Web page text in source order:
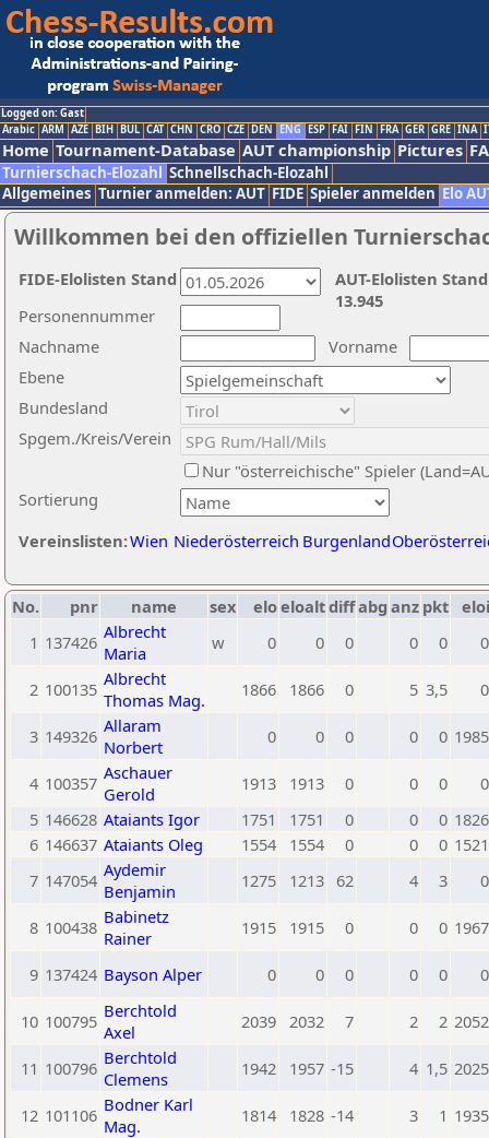
Logged on: Gast
Arabic ARM AZE BIH BUL CAT CHN CRO CZE DEN ENG ESP FAI FIN FRA GER GRE INA
Home Tournament-Database AUT championship Pictures
Turnierschach-Elozahl Schnellschach-Elozahl
Allgemeines Turnier anmelden: AUT FIDE Spieler anmelden Elo
Willkommen bei den offiziellen
Nachname
Vorname
Ebene
Sortierung
Personennummer
Bundesland
Spgem./Kreis/Verein
Nur "österreichische" Spieler
Vereinslisten:Wien Niederösterreich Burgenland
AUT-Elolisten
13.945
FIDE-Elolisten Stand
No. pnr name sex eloeloaltdiffabg anz pkt eloi
1 137426 Albrecht
Maria
w 0 0 0 0 0 0
2 100135 Albrecht
Thomas Mag.
1866 1866 0 5 3,5 0
3 149326 Allaram
Norbert
0 0 0 0 0 1985
4 100357 Aschauer
Gerold
1913 1913 0 0 0
0
5 146628 Ataiants Igor 1751 1751 0 0 0 1826
6 146637 Ataiants Oleg 1554 1554 0 0 0 1521
7 147054 Aydemir
Benjamin
1275 1213 62 4 3 0
8 100438 Babinetz
Rainer
1915 1915 0 0 0 1967
9 137424 Bayson Alper 0 0 0 0 0 0
10 100795 Berchtold
Axel
2039 2032 7 2 2 2052
11 100796 Berchtold
Clemens
1942 1957 -15 4 1,5 2025
12 101106 Bodner Karl
Mag.
1814 1828 -14 3 1 1935